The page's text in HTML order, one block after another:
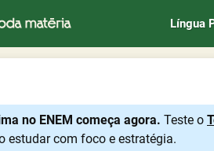
Língua
no ENEM começa agora. Teste o
estudar com foco e estratégia.